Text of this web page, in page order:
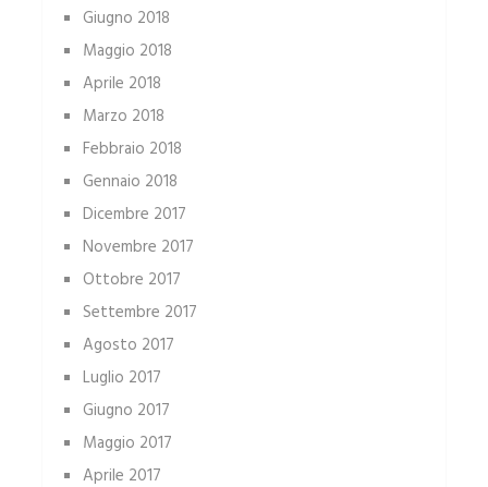
Giugno 2018
Maggio 2018
Aprile 2018
Marzo 2018
Febbraio 2018
Gennaio 2018
Dicembre 2017
Novembre 2017
Ottobre 2017
Settembre 2017
Agosto 2017
Luglio 2017
Giugno 2017
Maggio 2017
Aprile 2017